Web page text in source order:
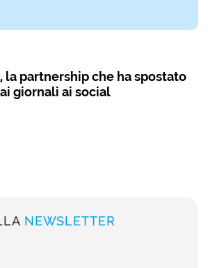
la partnership che ha spostato
giornali ai social
NEWSLETTER